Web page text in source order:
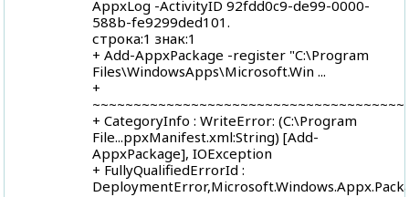
AppxLog -ActivityID 92fdd0c9-de99-0000-
588b-fe9299ded101.
строка:1 знак:1
+ Add-AppxPackage -register "C:\Program
Files\WindowsApps\Microsoft.Win ...
+
+ CategoryInfo : WriteError: (C:\Program
File...ppxManifest.xml:String) [Add-
AppxPackage], IOException
+ FullyQualifiedErrorId :